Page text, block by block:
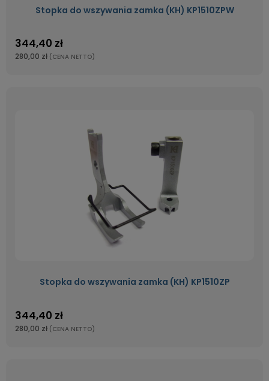
Stopka do wszywania zamka (KH) KP1510ZPW
344,40 zł
280,00 zł (CENA NETTO)
Stopka do wszywania zamka (KH) KP1510ZP
344,40 zł
280,00 zł (CENA NETTO)